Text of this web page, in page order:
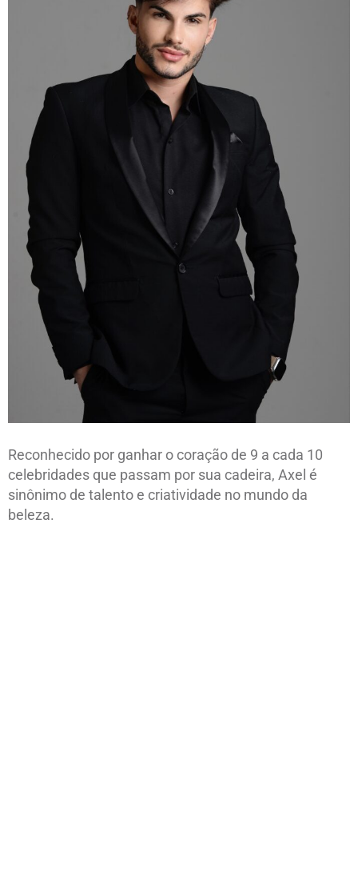
Reconhecido por ganhar o coração de 9 a cada 10
celebridades que passam por sua cadeira, Axel é
sinônimo de talento e criatividade no mundo da
beleza.